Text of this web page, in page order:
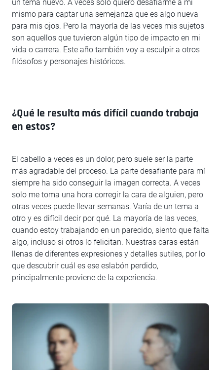
un tema nuevo. A veces solo quiero desafiarme a mí
mismo para captar una semejanza que es algo nueva
para mis ojos. Pero la mayoría de las veces mis sujetos
son aquellos que tuvieron algún tipo de impacto en mi
vida o carrera. Este año también voy a esculpir a otros
filósofos y personajes históricos.
¿Qué le resulta más difícil cuando trabaja
en estos?
El cabello a veces es un dolor, pero suele ser la parte
más agradable del proceso. La parte desafiante para mí
siempre ha sido conseguir la imagen correcta. A veces
solo me toma una hora corregir la cara de alguien, pero
otras veces puede llevar semanas. Varía de un tema a
otro y es difícil decir por qué. La mayoría de las veces,
cuando estoy trabajando en un parecido, siento que falta
algo, incluso si otros lo felicitan. Nuestras caras están
llenas de diferentes expresiones y detalles sutiles, por lo
que descubrir cuál es ese eslabón perdido,
principalmente proviene de la experiencia.